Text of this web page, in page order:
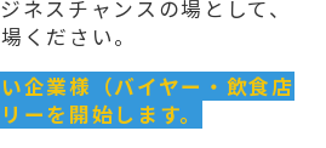
ネスチャンスの場として、
ください。
企業様（バイヤー・飲食店
ーを開始します。